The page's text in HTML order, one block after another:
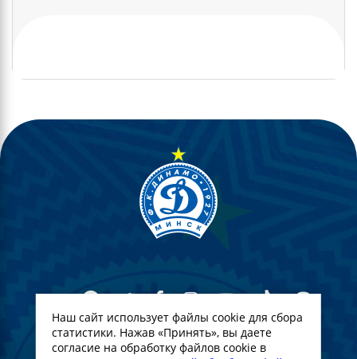
Наш сайт использует файлы cookie для сбора
статистики. Нажав «Принять», вы даете
согласие на обработку файлов cookie в